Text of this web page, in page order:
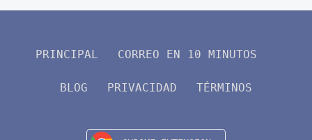
PRINCIPAL CORREO EN 10 MINUTOS
BLOG PRIVACIDAD TÉRMINOS